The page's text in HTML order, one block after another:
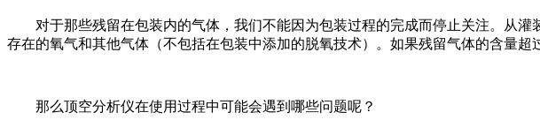
对于那些残留在包装内的气体，我们不能因为包装过程的完成而停止关注。从灌
存在的氧气和其他气体（不包括在包装中添加的脱氧技术）。如果残留气体的含量
那么顶空分析仪在使用过程中可能会遇到哪些问题呢？